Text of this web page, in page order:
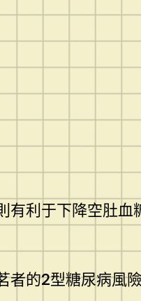
有利于下降空肚血
者的2型糖尿病風